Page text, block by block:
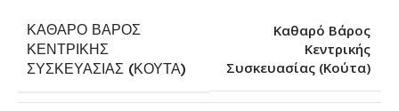
ΚΑΘΑΡΌ ΒΆΡΟΣ
ΚΕΝΤΡΙΚΉΣ
ΣΥΣΚΕΥΑΣΊΑΣ (ΚΟΎΤΑ)
Καθαρό Βάρος
Κεντρικής
Συσκευασίας (Κούτα)